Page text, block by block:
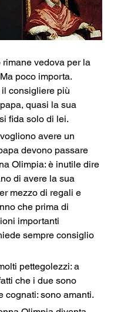
vedova per la
poco importa.
consigliere più
quasi la sua
fida solo di lei.
avere un
devono passare
Olimpia: è inutile dire
di avere la sua
mezzo di regali e
che prima di
importanti
sempre consiglio
pettegolezzi: a
che i due sono
cognati: sono amanti.